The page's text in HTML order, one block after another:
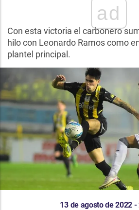
ad
Con esta victoria el carbonero
hilo con Leonardo Ramos como
plantel principal.
13 de agosto de 2022 -